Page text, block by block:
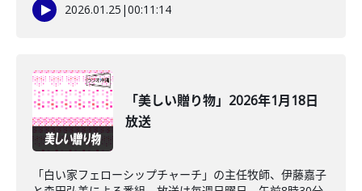
2026.01.25 |00:11:14
「美しい贈り物」2026年1月18日
放送
「白い家フェローシップチャーチ」の主任牧師、伊藤嘉子